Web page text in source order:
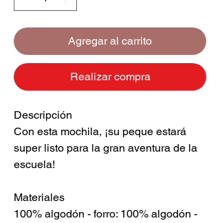
Agregar al carrito
Realizar compra
Descripción
Con esta mochila, ¡su peque estará
super listo para la gran aventura de la
escuela!
Materiales
100% algodón - forro: 100% algodón -